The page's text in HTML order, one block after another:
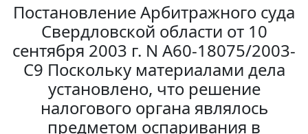
Постановление Арбитражного суда
Свердловской области от 10
сентября 2003 г. N А60-18075/2003-
С9 Поскольку материалами дела
установлено, что решение
налогового органа являлось
предметом оспаривания в